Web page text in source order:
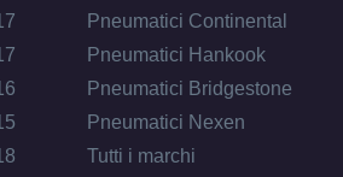
Pneumatici Continental
Pneumatici Hankook
Pneumatici Bridgestone
Pneumatici Nexen
Tutti i marchi